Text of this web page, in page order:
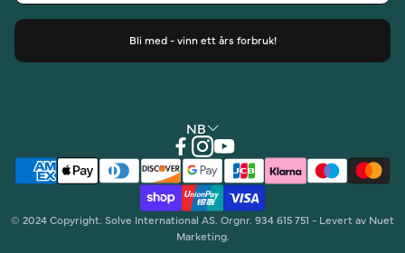
Bli med - vinn ett års forbruk!
NB
© 2024 Copyright. Solve International AS. Orgnr. 934 615 751 - Levert av Nuet
Marketing.